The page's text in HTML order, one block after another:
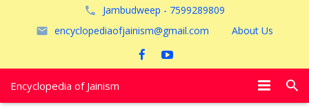
Jambudweep - 7599289809
encyclopediaofjainism@gmail.com
About Us
Encyclopedia of Jainism